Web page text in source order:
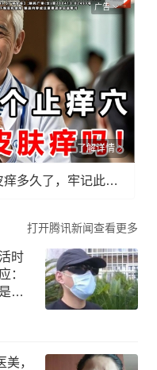
广告
了解详情
凡是皮肤瘙痒1月以上，不管皮痒多久了，牢记此法，快！准！狠！
打开腾讯新闻查看更多
时
：
他
，